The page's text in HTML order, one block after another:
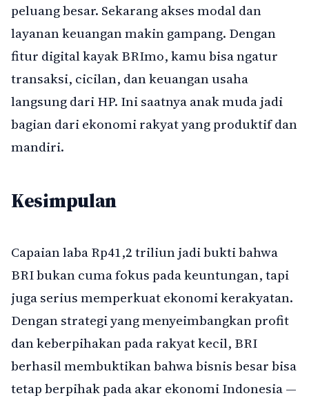
peluang besar. Sekarang akses modal dan
layanan keuangan makin gampang. Dengan
fitur digital kayak BRImo, kamu bisa ngatur
transaksi, cicilan, dan keuangan usaha
langsung dari HP. Ini saatnya anak muda jadi
bagian dari ekonomi rakyat yang produktif dan
mandiri.
Kesimpulan
Capaian laba Rp41,2 triliun jadi bukti bahwa
BRI bukan cuma fokus pada keuntungan, tapi
juga serius memperkuat ekonomi kerakyatan.
Dengan strategi yang menyeimbangkan profit
dan keberpihakan pada rakyat kecil, BRI
berhasil membuktikan bahwa bisnis besar bisa
tetap berpihak pada akar ekonomi Indonesia —